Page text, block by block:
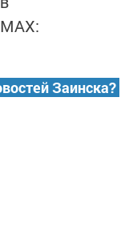
Заинска?